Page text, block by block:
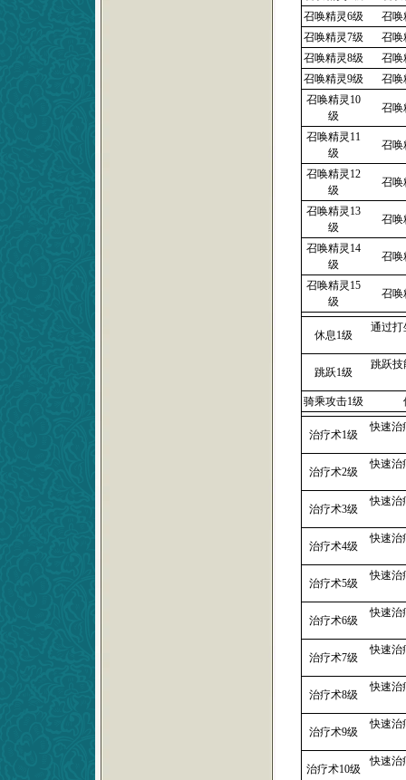
召唤精灵6级
召唤
召唤精灵7级
召唤
召唤精灵8级
召唤
召唤精灵9级
召唤
召唤精灵10
级
召唤
召唤精灵11
级
召唤
召唤精灵12
级
召唤
召唤精灵13
级
召唤
召唤精灵14
级
召唤
召唤精灵15
级
召唤
休息1级
通过打
跳跃1级
跳跃技
骑乘攻击1级
治疗术1级
快速治
治疗术2级
快速治
治疗术3级
快速治
治疗术4级
快速治
治疗术5级
快速治
治疗术6级
快速治
治疗术7级
快速治
治疗术8级
快速治
治疗术9级
快速治
治疗术10级
快速治